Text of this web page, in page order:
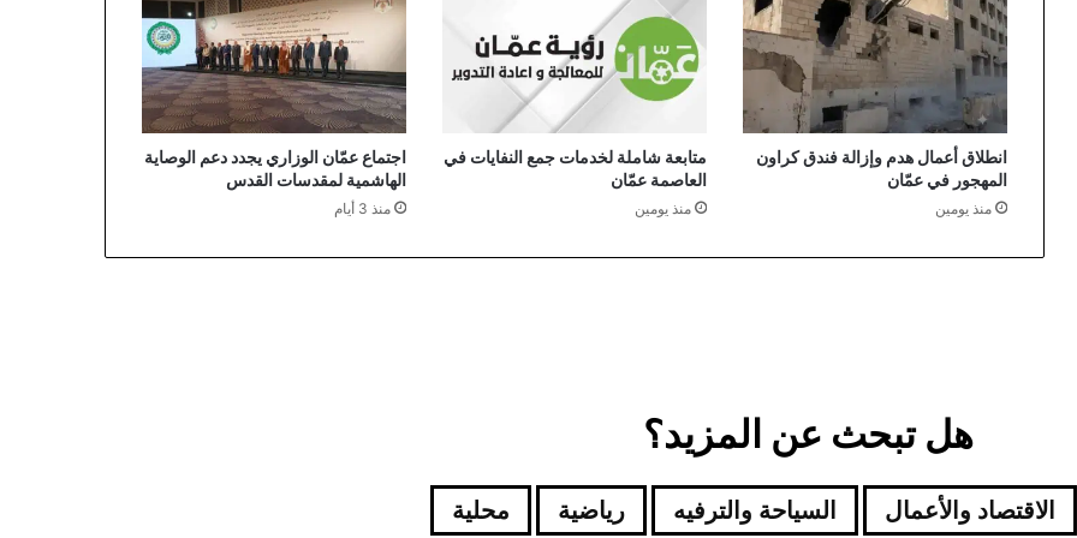
انطلاق أعمال هدم وإزالة فندق كراون
المهجور في عمّان
منذ يومين
متابعة شاملة لخدمات جمع النفايات في
العاصمة عمّان
منذ يومين
اجتماع عمّان الوزاري يجدد دعم الوصاية
الهاشمية لمقدسات القدس
منذ 3 أيام
هل تبحث عن المزيد؟
الاقتصاد والأعمال السياحة والترفيه رياضية محلية